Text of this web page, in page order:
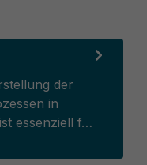
der
in
essenziell f…